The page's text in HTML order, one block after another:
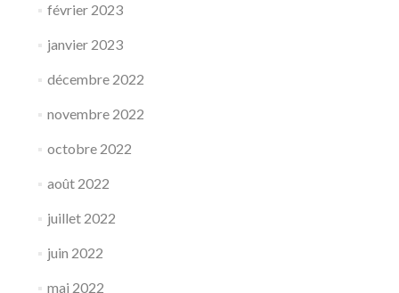
février 2023
janvier 2023
décembre 2022
novembre 2022
octobre 2022
août 2022
juillet 2022
juin 2022
mai 2022